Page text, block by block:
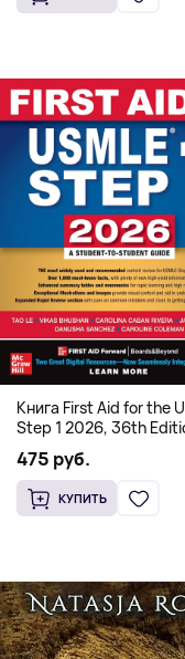
Книга First Aid for the
Step 1 2026, 36th
(Мягкий переплет,
Английский язык)
475 руб.
КУПИТЬ